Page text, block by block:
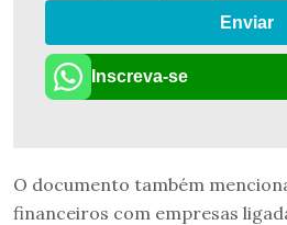
Enviar
Inscreva-se
O documento também
financeiros com empresas